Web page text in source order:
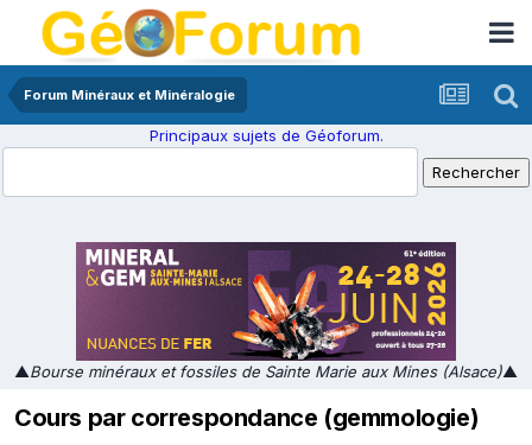
Forum Minéraux et Minéralogie
Principaux sujets de Géoforum.
▲Bourse minéraux et fossiles de Sainte Marie aux Mines (Alsace)▲
Cours par correspondance (gemmologie)